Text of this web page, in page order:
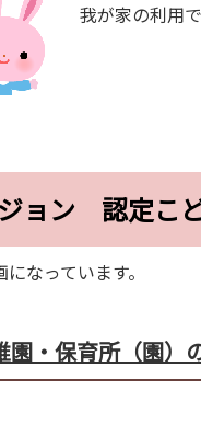
我が家の利用
ョン 認定こ
なっています。
園・保育所（園